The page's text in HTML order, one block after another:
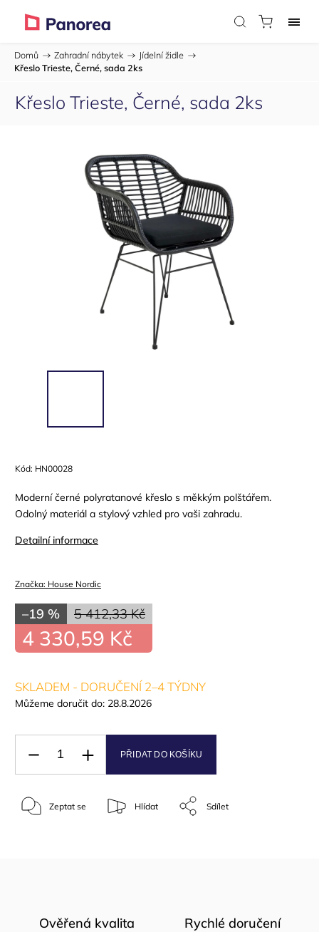
Domů / Zahradní nábytek / Jídelní židle /
Křeslo Trieste, Černé, sada 2ks
Křeslo Trieste, Černé, sada 2ks
Kód: HN00028
Moderní černé polyratanové křeslo s měkkým polštářem.
Odolný materiál a stylový vzhled pro vaši zahradu.
Detailní informace
Značka: House Nordic
5 412,33 Kč
–19 %
4 330,59 Kč
SKLADEM - DORUČENÍ 2–4 TÝDNY
Můžeme doručit do: 28.8.2026
PŘIDAT DO KOŠÍKU
Zeptat se Hlídat Sdílet
Ověřená kvalita Rychlé doručení